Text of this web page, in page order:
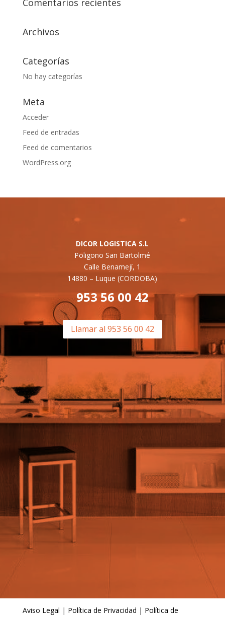
Comentarios recientes
Archivos
Categorías
No hay categorías
Meta
Acceder
Feed de entradas
Feed de comentarios
WordPress.org
DICOR LOGISTICA S.L
Poligono San Bartolmé
Calle Benamejí, 1
14880 – Luque (CORDOBA)
953 56 00 42
Llamar al 953 56 00 42
Aviso Legal | Política de Privacidad | Política de